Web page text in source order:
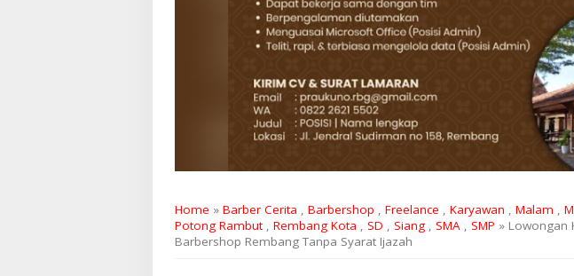
Home » Barber Cerita , Barbershop , Freelance , Karyawan , Malam ,
Potong Rambut, Rembang Kota , SD , Siang , SMA , SMP » Lowongan
Barbershop Rembang Tanpa Syarat Ijazah